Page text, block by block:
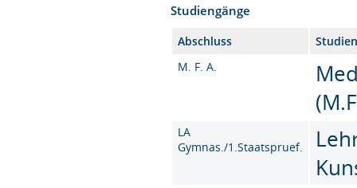
Studiengänge
Abschluss
M. F. A.
LA
Gymnas./1.Staatspruef.